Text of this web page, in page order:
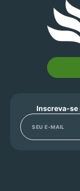
Inscreva-se